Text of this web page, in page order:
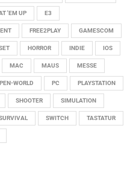
'EM UP E3
FREE2PLAY GAMESCOM
HORROR INDIE IOS
MAC MAUS MESSE
WORLD PC PLAYSTATION
SHOOTER SIMULATION
SWITCH TASTATUR